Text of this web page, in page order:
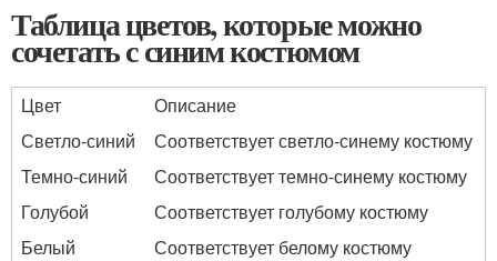
Таблица цветов, которые можно
сочетать с синим костюмом
Цвет
Описание
Светло-синий
Соответствует светло-синему костюму
Темно-синий
Соответствует темно-синему костюму
Голубой
Соответствует голубому костюму
Белый
Соответствует белому костюму